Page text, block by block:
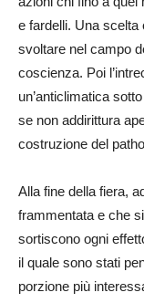
e fardelli. Una
svoltare nel campo
coscienza. Poi
un’anticlimatica
se non addirittura
costruzione del
Alla fine della fiera,
frammentata e che
sortiscono ogni
il quale sono stati
porzione più